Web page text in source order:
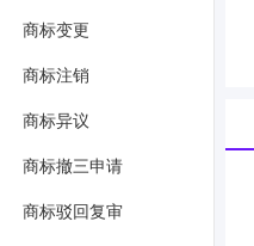
商标变更
商标注销
商标异议
商标撤三申请
商标驳回复审